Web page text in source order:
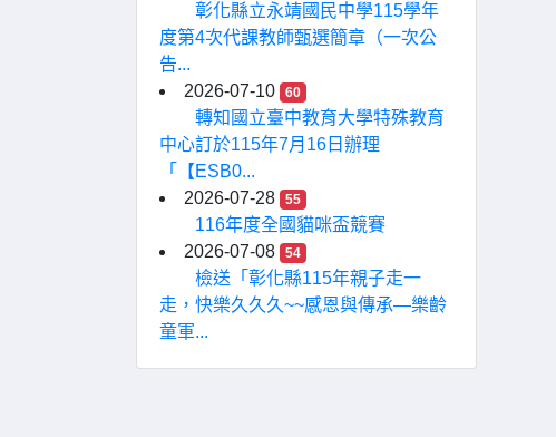
彰化縣立永靖國民中學115學年
度第4次代課教師甄選簡章（一次公
告...
2026-07-10
60
轉知國立臺中教育大學特殊教育
中心訂於115年7月16日辦理
「【ESB0...
2026-07-28
55
116年度全國貓咪盃競賽
2026-07-08
54
檢送「彰化縣115年親子走一
走，快樂久久久~~感恩與傳承—樂齡
童軍...